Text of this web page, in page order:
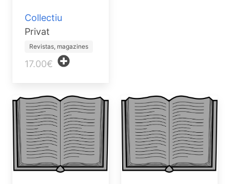
Collectiu
Privat
Revistas, magazines
17.00€